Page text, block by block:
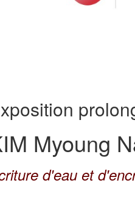
Myoung
d'eau et